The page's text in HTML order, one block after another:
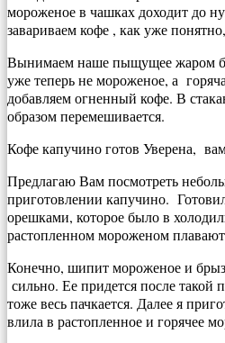
мороженое в чашках доходит до
завариваем кофе , как уже
Вынимаем наше пыщущее жаром
уже теперь не мороженое, а
добавляем огненный кофе. В
образом перемешивается.
Кофе капучино готов Уверена,
Предлагаю Вам посмотреть
приготовлении капучино.
орешками, которое было в
растопленном мороженом
Конечно, шипит мороженое и
сильно. Ее придется после такой
тоже весь пачкается. Далее я
влила в растопленное и горячее